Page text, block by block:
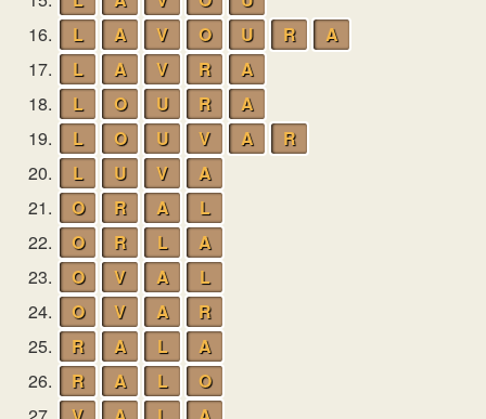
16.
L A V O U R
A
17.
L A V R
A
18.
L O U R
A
19.
L O U V A
R
20.
L U V
A
21.
O R A
L
22.
O R L
A
23.
O V A
L
24.
O V A
R
25.
R A L
A
26.
R A L
O